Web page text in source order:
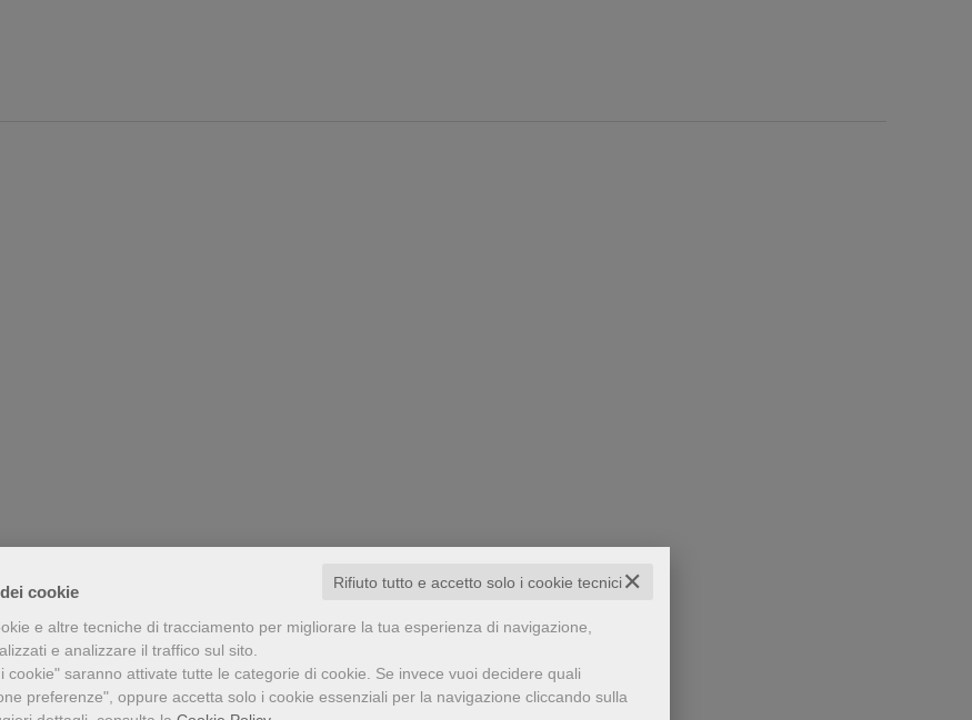
cookie ✕
Rifiuto tutto e accetto solo i cookie tecnici
e altre tecniche di tracciamento per migliorare la tua esperienza di navigazione,
e analizzare il traffico sul sito.
cookie" saranno attivate tutte le categorie di cookie. Se invece vuoi decidere quali
preferenze", oppure accetta solo i cookie essenziali per la navigazione cliccando sulla